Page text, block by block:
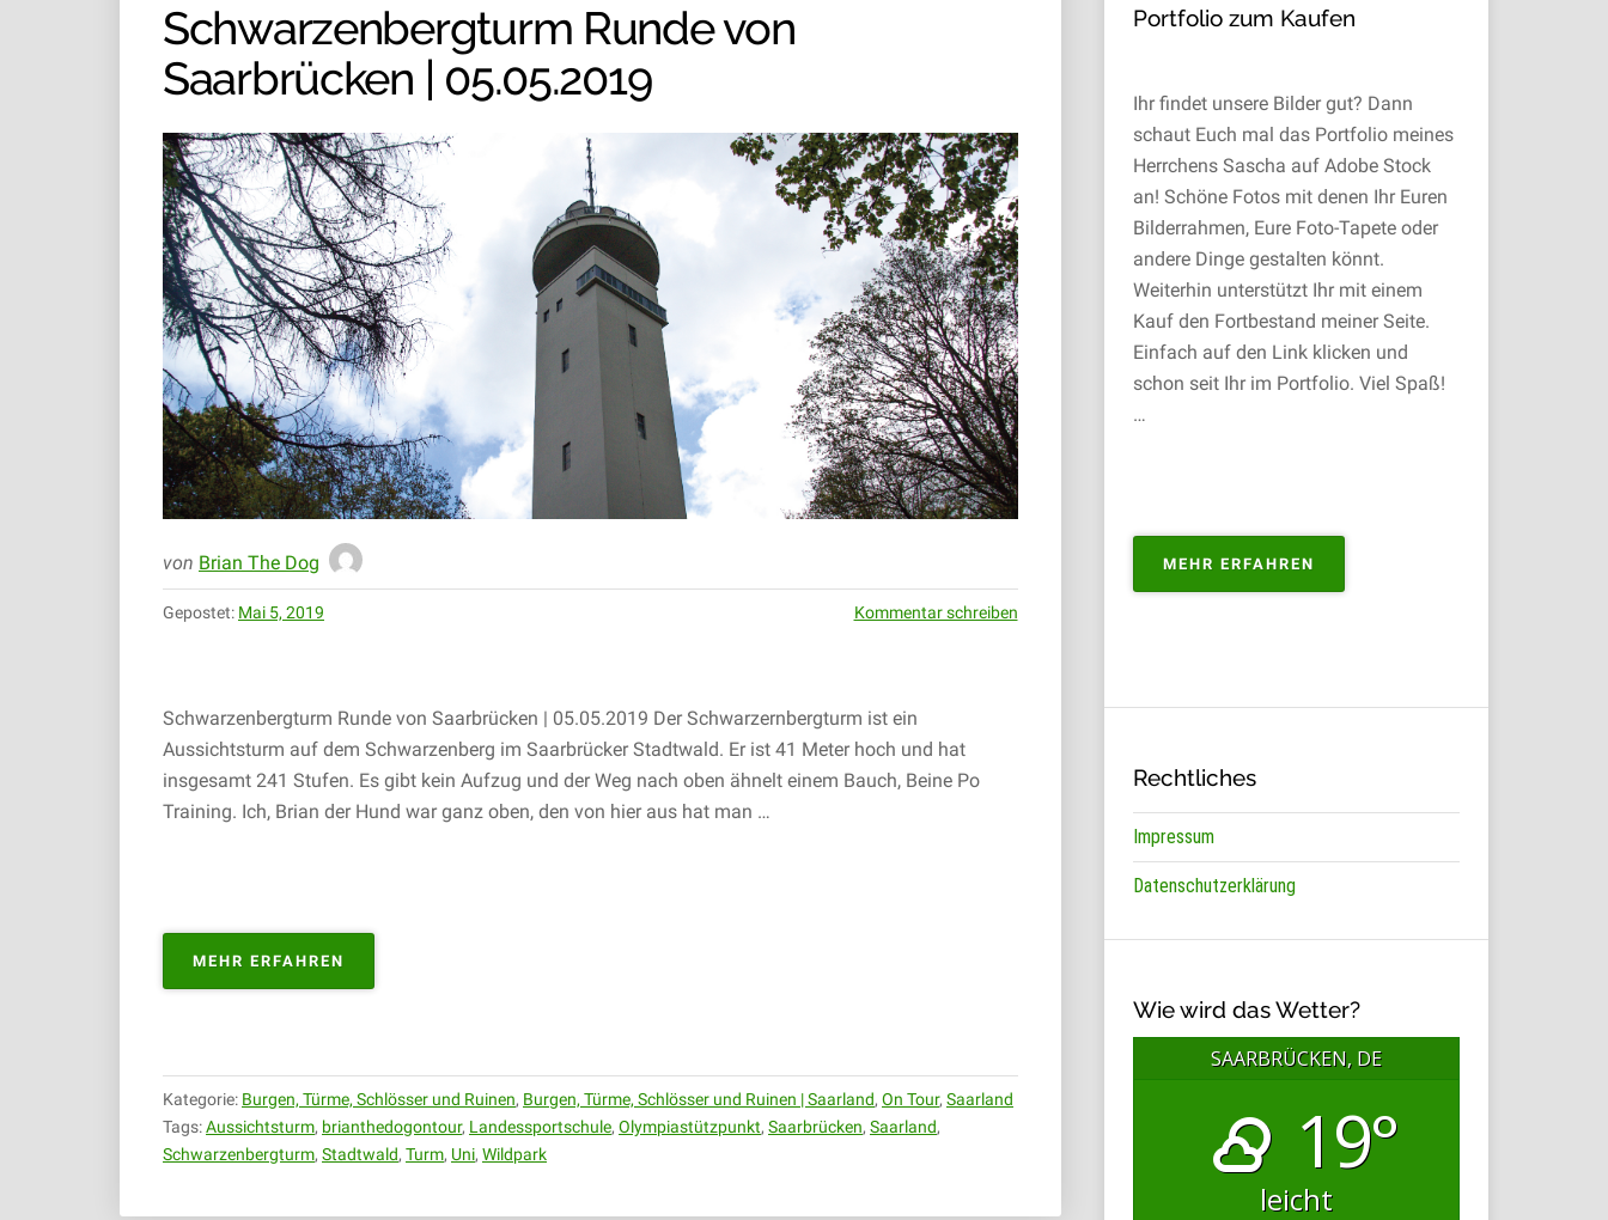
Schwarzenbergturm Runde von
Saarbrücken | 05.05.2019
von Brian The Dog
Gepostet: Mai 5, 2019 Kommentar schreiben
Schwarzenbergturm Runde von Saarbrücken | 05.05.2019 Der Schwarzernbergturm ist ein
Aussichtsturm auf dem Schwarzenberg im Saarbrücker Stadtwald. Er ist 41 Meter hoch und hat
insgesamt 241 Stufen. Es gibt kein Aufzug und der Weg nach oben ähnelt einem Bauch, Beine Po
Training. Ich, Brian der Hund war ganz oben, den von hier aus hat man …
MEHR ERFAHREN
RUNDE
Kategorie: Burgen, Türme, Schlösser und Ruinen, Burgen, Türme, Schlösser und Ruinen | Saarland, On Tour, Saarland
Tags:Aussichtsturm, brianthedogontour, Landessportschule, Olympiastützpunkt, Saarbrücken, Saarland,
Schwarzenbergturm, Stadtwald, Turm, Uni, Wildpark
Portfolio zum Kaufen
Ihr findet unsere Bilder gut? Dann
schaut Euch mal das Portfolio meines
Herrchens Sascha auf Adobe Stock
an! Schöne Fotos mit denen Ihr Euren
Bilderrahmen, Eure Foto-Tapete oder
andere Dinge gestalten könnt.
Weiterhin unterstützt Ihr mit einem
Kauf den Fortbestand meiner Seite.
Einfach auf den Link klicken und
schon seit Ihr im Portfolio. Viel Spaß!
…
MEHR ERFAHREN
ZUM
Rechtliches
Impressum
Datenschutzerklärung
Wie wird das Wetter?
SAARBRÜCKEN, DE
19°
leicht